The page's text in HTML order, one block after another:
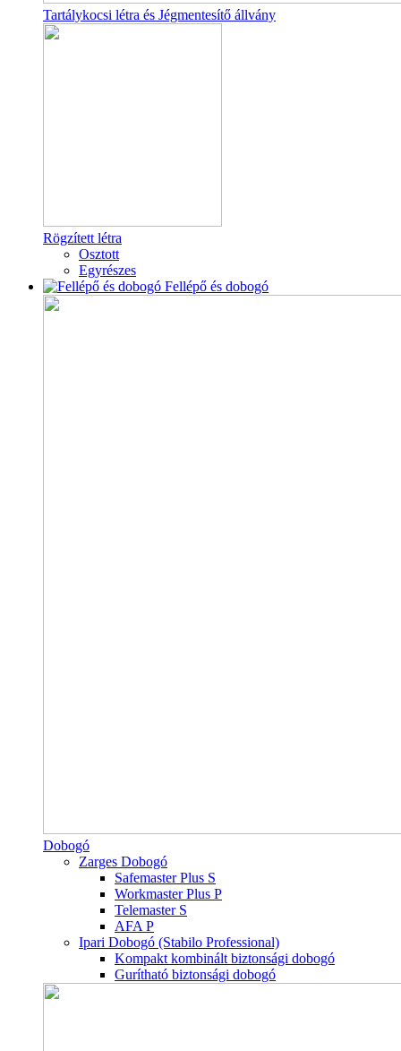
Tartálykocsi létra és Jégmentesítő állvány
Rögzített létra
Osztott
Egyrészes
Fellépő és dobogó
Dobogó
Zarges Dobogó
Safemaster Plus S
Workmaster Plus P
Telemaster S
AFA P
Ipari Dobogó (Stabilo Professional)
Kompakt kombinált biztonsági dobogó
Gurítható biztonsági dobogó